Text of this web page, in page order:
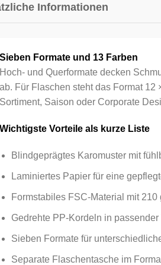
Informationen
Sieben Formate und 13 Farben
Hoch- und Querformate decken
ab. Für Flaschen steht das Format
Sortiment, Saison oder Corporate
Wichtigste Vorteile als kurze Liste
Blindgeprägtes Karomuster mit
Laminiertes Papier für eine
Formstabiles FSC-Material mit 210
Gedrehte PP-Kordeln in passender
Sieben Formate für
Separate Flaschentasche im